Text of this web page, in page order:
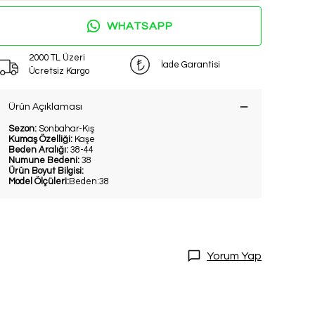
WHATSAPP
2000 TL Üzeri
Ücretsiz Kargo
İade Garantisi
Ürün Açıklaması
Sezon: Sonbahar-Kış
Kumaş Özelliği: Kaşe
Beden Aralığı: 38-44
Numune Bedeni: 38
Ürün Boyut Bilgisi:
Model Ölçüleri:Beden:38
Yorum Yap